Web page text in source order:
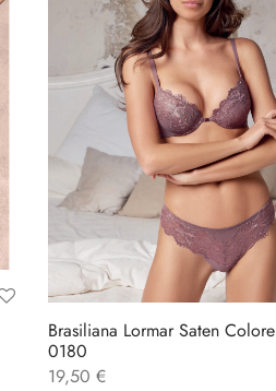
Brasiliana Lormar Saten Colore
0180
19,50 €